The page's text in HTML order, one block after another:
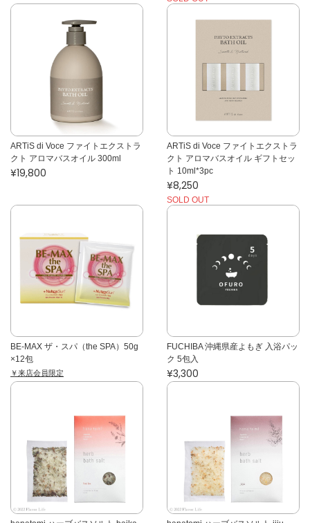
ARTiS di Voce ファイトエクストラ
クト アロマバスオイル 300ml
¥19,800
ARTiS di Voce ファイトエクストラ
クト アロマバスオイル ギフトセッ
ト 10ml*3pc
¥8,250
SOLD OUT
BE-MAX ザ・スパ（the SPA）50g
×12包
￥来店会員限定
FUCHIBA 沖縄県産よもぎ 入浴パッ
ク 5包入
¥3,300